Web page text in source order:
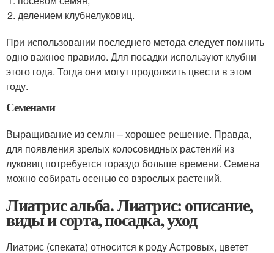
делением клубнелуковиц.
При использовании последнего метода следует помнить
одно важное правило. Для посадки используют клубни
этого года. Тогда они могут продолжить цвести в этом
году.
Семенами
Выращивание из семян – хорошее решение. Правда,
для появления зрелых колосовидных растений из
луковиц потребуется гораздо больше времени. Семена
можно собирать осенью со взрослых растений.
Лиатрис альба. Лиатрис: описание,
виды и сорта, посадка, уход
Лиатрис (спеката) относится к роду Астровых, цветет